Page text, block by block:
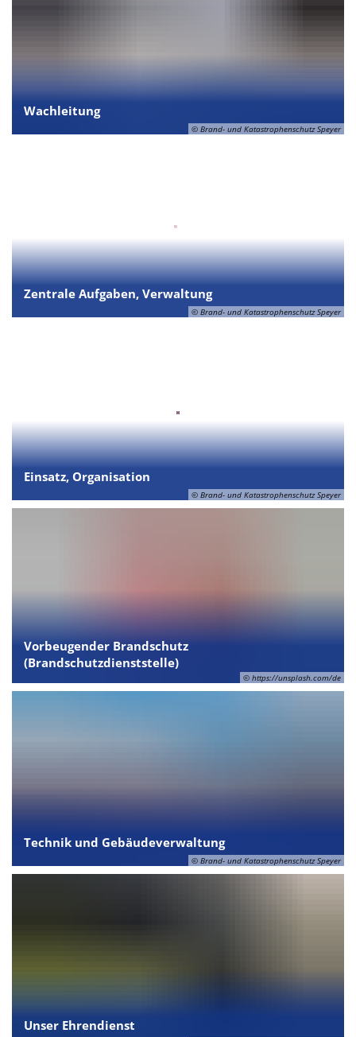
© Brand- und Katastrophenschutz Speyer
Wachleitung
© Brand- und Katastrophenschutz Speyer
Zentrale Aufgaben, Verwaltung
© Brand- und Katastrophenschutz Speyer
Einsatz, Organisation
© https://unsplash.com/de
Vorbeugender Brandschutz
(Brandschutzdienststelle)
© Brand- und Katastrophenschutz Speyer
Technik und Gebäudeverwaltung
Unser Ehrendienst